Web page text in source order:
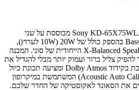
מערכת השמע של ה-Sony KD-65X75WLAEP מבוססת על שני
רמקולים בתצורת Bass Reflex בהספק כולל של 20W (10W לערוץ),
המעוצבים בטכנולוגיית X-Balanced Speaker הייחודית של סוני. המבנה
צליל ברור ועמוק יותר מבלי להגדיל את
עובי המסך. הטלוויזיה תומכת בקידוד Dolby Atmos ומציעה תכונת כיול
אקוסטי אוטומטי (Acoustic Auto Calibration) המשתמשת במיקרופון
את הסאונד לאקוסטיקה של החדר שלכם.